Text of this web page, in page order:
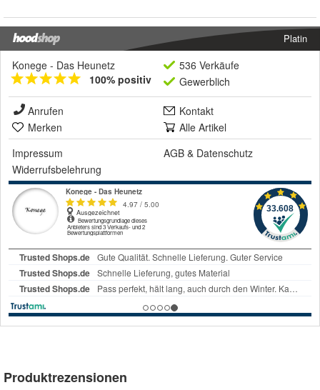
Platin
Konege - Das Heunetz
100% positiv
536 Verkäufe
Gewerblich
Anrufen
Kontakt
Merken
Alle Artikel
Impressum
AGB & Datenschutz
Widerrufsbelehrung
Produktrezensionen